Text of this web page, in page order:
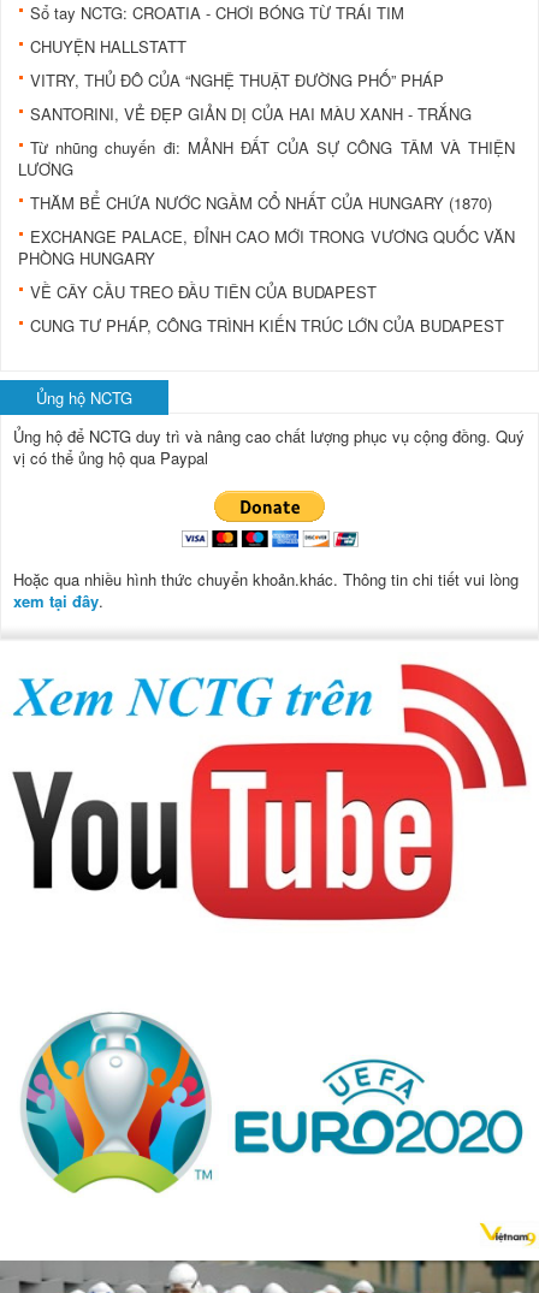
Sổ tay NCTG: CROATIA - CHƠI BÓNG TỪ TRÁI TIM
CHUYỆN HALLSTATT
VITRY, THỦ ĐÔ CỦA “NGHỆ THUẬT ĐƯỜNG PHỐ” PHÁP
SANTORINI, VẺ ĐẸP GIẢN DỊ CỦA HAI MÀU XANH - TRẮNG
Từ nhũng chuyến đi: MẢNH ĐẤT CỦA SỰ CÔNG TÂM VÀ THIỆN
LƯƠNG
THĂM BỂ CHỨA NƯỚC NGẦM CỔ NHẤT CỦA HUNGARY (1870)
EXCHANGE PALACE, ĐỈNH CAO MỚI TRONG VƯƠNG QUỐC VĂN
PHÒNG HUNGARY
VỀ CÂY CẦU TREO ĐẦU TIÊN CỦA BUDAPEST
CUNG TƯ PHÁP, CÔNG TRÌNH KIẾN TRÚC LỚN CỦA BUDAPEST
Ủng hộ NCTG
Ủng hộ để NCTG duy trì và nâng cao chất lượng phục vụ cộng đồng. Quý
vị có thể ủng hộ qua Paypal
Hoặc qua nhiều hình thức chuyển khoản.khác. Thông tin chi tiết vui lòng
xem tại đây.